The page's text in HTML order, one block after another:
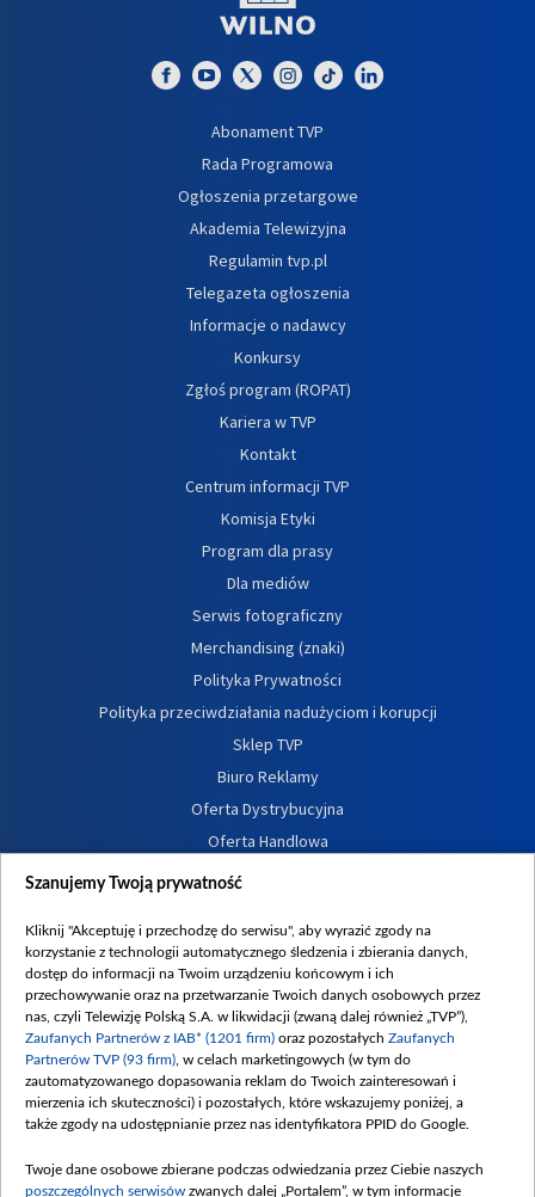
Abonament TVP
Rada Programowa
Ogłoszenia przetargowe
Akademia Telewizyjna
Regulamin tvp.pl
Telegazeta ogłoszenia
Informacje o nadawcy
Konkursy
Zgłoś program (ROPAT)
Kariera w TVP
Kontakt
Centrum informacji TVP
Komisja Etyki
Program dla prasy
Dla mediów
Serwis fotograficzny
Merchandising (znaki)
Polityka Prywatności
Polityka przeciwdziałania nadużyciom i korupcji
Sklep TVP
Biuro Reklamy
Oferta Dystrybucyjna
Oferta Handlowa
Dostępność
Procedura zgłoszeń wewnętrznych
Szanujemy Twoją prywatność
Kliknij "Akceptuję i przechodzę do serwisu", aby wyrazić zgody na
korzystanie z technologii automatycznego śledzenia i zbierania danych,
dostęp do informacji na Twoim urządzeniu końcowym i ich
przechowywanie oraz na przetwarzanie Twoich danych osobowych przez
nas, czyli Telewizję Polską S.A. w likwidacji (zwaną dalej również „TVP”),
Zaufanych Partnerów z IAB* (1201 firm) oraz pozostałych Zaufanych
Partnerów TVP (93 firm) , w celach marketingowych (w tym do
zautomatyzowanego dopasowania reklam do Twoich zainteresowań i
mierzenia ich skuteczności) i pozostałych, które wskazujemy poniżej, a
także zgody na udostępnianie przez nas identyfikatora PPID do Google.
Twoje dane osobowe zbierane podczas odwiedzania przez Ciebie naszych
poszczególnych serwisów zwanych dalej „Portalem”, w tym informacje